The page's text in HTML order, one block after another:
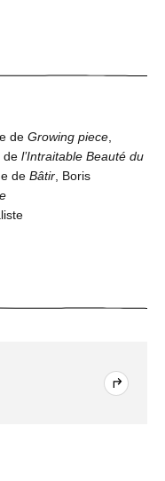
de Growing piece
de l’Intraitable Beauté du
de Bâtir , Boris